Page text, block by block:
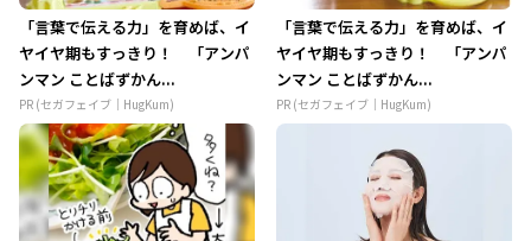
「言葉で伝える力」を育めば、イ
ヤイヤ期もすっきり！ 「アンパ
ンマン ことばずかん...
PR (セガフェイブ｜HugKum)
「言葉で伝える力」を育めば、イ
ヤイヤ期もすっきり！ 「アンパ
ンマン ことばずかん...
PR (セガフェイブ｜HugKum)